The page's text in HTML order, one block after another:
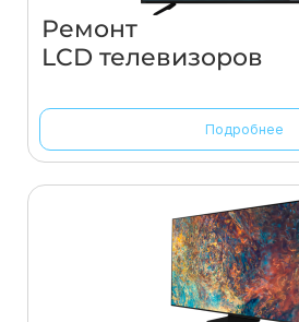
Ремонт
LCD телевизоров
Подробнее